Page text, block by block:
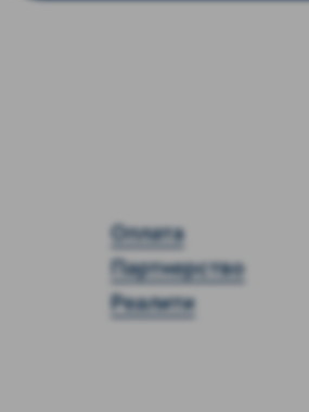
Оплата
Партнерство
Реалити